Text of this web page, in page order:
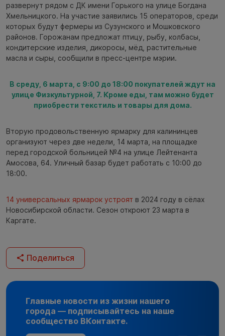
развернут рядом с ДК имени Горького на улице Богдана
Хмельницкого. На участие заявились 15 операторов, среди
которых будут фермеры из Сузунского и Мошковского
районов. Горожанам предложат птицу, рыбу, колбасы,
кондитерские изделия, дикоросы, мёд, растительные
масла и сыры, сообщили в пресс-центре мэрии.
В среду, 6 марта, с 9:00 до 18:00 покупателей ждут на
улице Физкультурной, 7. Кроме еды, там можно будет
приобрести текстиль и товары для дома.
Вторую продовольственную ярмарку для калининцев
организуют через две недели, 14 марта, на площадке
перед городской больницей №4 на улице Лейтенанта
Амосова, 64. Уличный базар будет работать с 10:00 до
18:00.
14 универсальных ярмарок устроят в 2024 году в сёлах
Новосибирской области. Сезон откроют 23 марта в
Каргате.
Поделиться
Главные новости из жизни нашего
города — подписывайтесь на наше
сообщество ВКонтакте.